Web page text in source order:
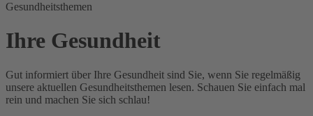
Gesundheitsthemen
Ihre Gesundheit
Gut informiert über Ihre Gesundheit sind Sie, wenn Sie regelmäßig
unsere aktuellen Gesundheitsthemen lesen. Schauen Sie einfach mal
rein und machen Sie sich schlau!